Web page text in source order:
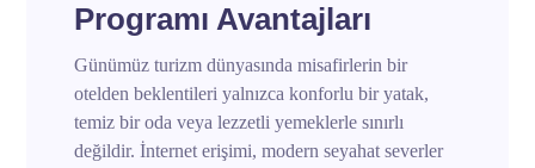
Programı Avantajları
Günümüz turizm dünyasında misafirlerin bir
otelden beklentileri yalnızca konforlu bir yatak,
temiz bir oda veya lezzetli yemeklerle sınırlı
değildir. İnternet erişimi, modern seyahat severler